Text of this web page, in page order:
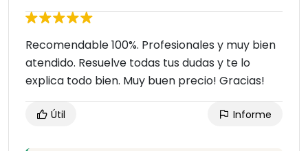
Recomendable 100%. Profesionales y muy bien
atendido. Resuelve todas tus dudas y te lo
explica todo bien. Muy buen precio! Gracias!
Útil Informe